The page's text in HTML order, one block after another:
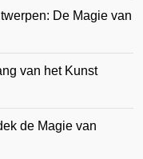
De Magie van
van het Kunst
de Magie van